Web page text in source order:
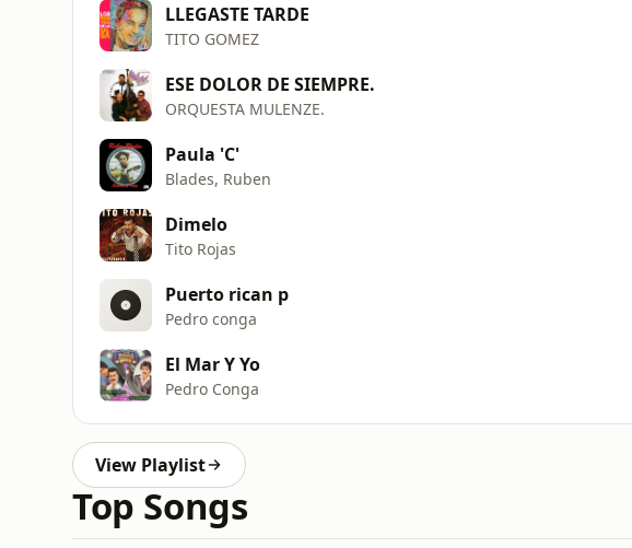
LLEGASTE TARDE
TITO GOMEZ
ESE DOLOR DE SIEMPRE.
ORQUESTA MULENZE.
Paula 'C'
Blades, Ruben
Dimelo
Tito Rojas
Puerto rican p
Pedro conga
El Mar Y Yo
Pedro Conga
View Playlist
Top Songs